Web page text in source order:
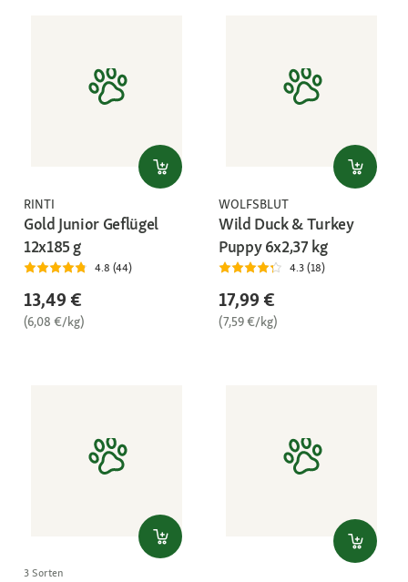
RINTI
Gold Junior Geflügel
12x185 g
4.8 (44)
13,49 €
(6,08 €/kg)
WOLFSBLUT
Wild Duck & Turkey
Puppy 6x2,37 kg
4.3 (18)
17,99 €
(7,59 €/kg)
3 Sorten